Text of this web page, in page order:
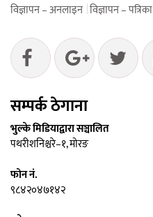
विज्ञापन – अनलाइन विज्ञापन – पत्रिका
सम्पर्क ठेगाना
भुल्के मिडियाद्वारा सञ्चालित
पथरीशनिश्चरे–१, मोरङ
फोन नं.
९८४२०४७१४२